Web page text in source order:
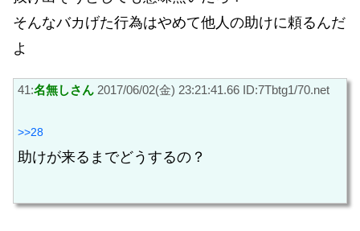
そんなバカげた行為はやめて他人の助けに頼るんだ
よ
41:名無しさん 2017/06/02(金) 23:21:41.66 ID:7Tbtg1/70.net
>>28
助けが来るまでどうするの？